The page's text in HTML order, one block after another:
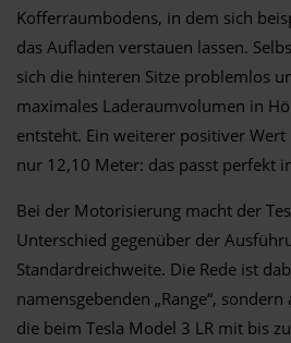
Kofferraumbodens, in dem sich
das Aufladen verstauen lassen.
sich die hinteren Sitze problemlos
maximales Laderaumvolumen in
entsteht. Ein weiterer positiver
nur 12,10 Meter: das passt perfekt
Bei der Motorisierung macht der
Unterschied gegenüber der
Standardreichweite. Die Rede ist
namensgebenden „Range“,
die beim Tesla Model 3 LR mit bis